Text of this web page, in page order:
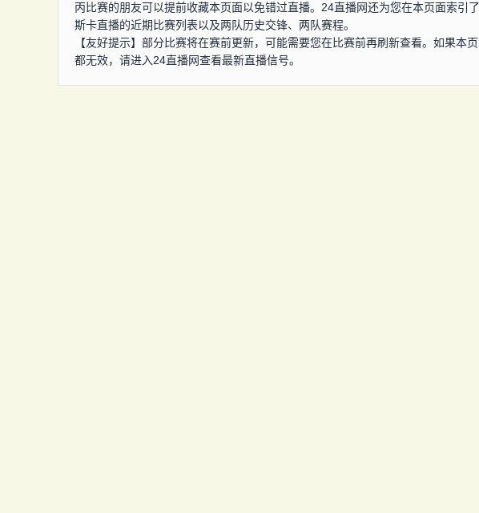
丙比赛的朋友可以提前收藏本页面以免错过直播。24直播网还为您在本页面索引
斯卡直播的近期比赛列表以及两队历史交锋、两队赛程。
【友好提示】部分比赛将在赛前更新，可能需要您在比赛前再刷新查看。如果本
都无效，请进入24直播网查看最新直播信号。